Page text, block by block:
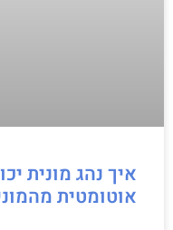
איך נהג מונית
אוטומטית